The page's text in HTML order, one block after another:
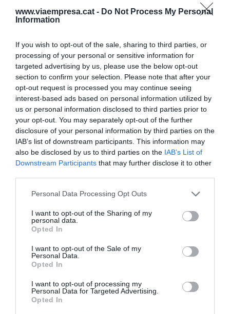
www.viaempresa.cat - Do Not Process My Personal
Information
If you wish to opt-out of the sale, sharing to third parties, or
processing of your personal or sensitive information for
targeted advertising by us, please use the below opt-out
section to confirm your selection. Please note that after your
opt-out request is processed you may continue seeing
interest-based ads based on personal information utilized by
us or personal information disclosed to third parties prior to
your opt-out. You may separately opt-out of the further
disclosure of your personal information by third parties on the
IAB’s list of downstream participants. This information may
also be disclosed by us to third parties on the IAB’s List of
Downstream Participants that may further disclose it to other
Personal Data Processing Opt Outs
I want to opt-out of the Sharing of my
personal data.
Opted In
I want to opt-out of the Sale of my
Personal Data.
Opted In
I want to opt-out of processing my
Personal Data for Targeted Advertising.
Opted In
Pel que fa al Sabadell, el banc català continua
britànica, elTSB Bank. El conseller delegat no ha
revelat detalls de l'operació, malgrat que ha dit
que "és possible" i ha assegurat que "no tindrà res
a veure amb l'OPA". En tot cas, González-Bueno
ha afirmat que "només es farà si crea valor pels
accionistes".
En tot cas, el Sabadell calcula que la venda del
TSB s'haurà projectat abans del24 de juliol, data
en què el banc català presentarà el seu Pla
s'hagi decidit aleshores, però encara caldrà el
vistiplau definitiu dels accionistes.
AfegirVIA Empresacom a font preferida de
Google de forma gratuïta
Estigues informat amb les últimes notícies d'actualitat